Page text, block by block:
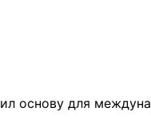
основу для